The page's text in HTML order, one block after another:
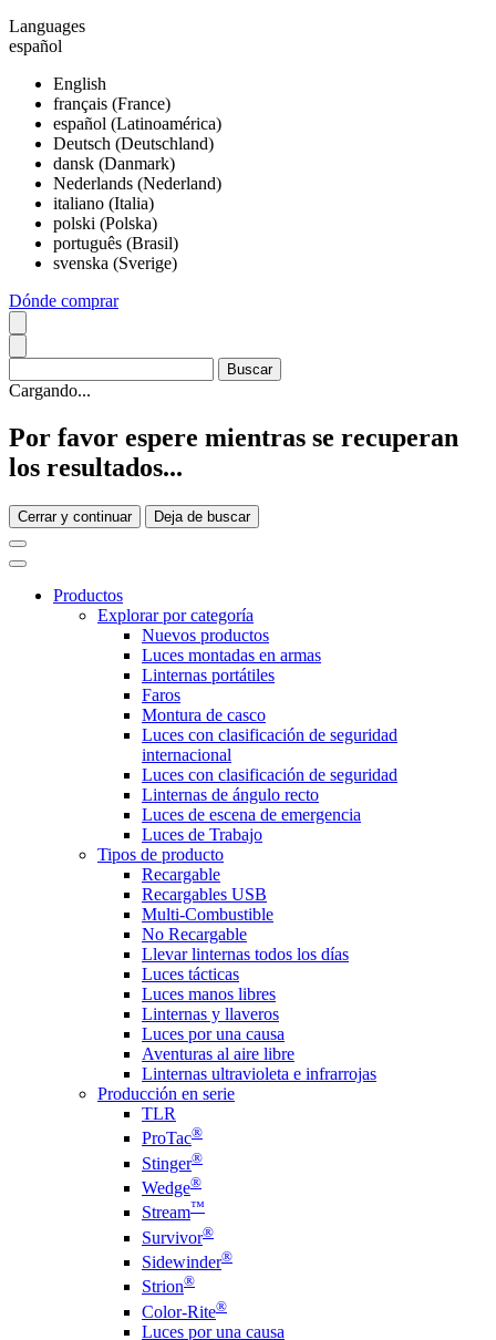
Languages
español
English
français (France)
español (Latinoamérica)
Deutsch (Deutschland)
dansk (Danmark)
Nederlands (Nederland)
italiano (Italia)
polski (Polska)
português (Brasil)
svenska (Sverige)
Dónde comprar
Cargando...
Por favor espere mientras se recuperan
los resultados...
Cerrar y continuar Deja de buscar
Productos
Explorar por categoría
Nuevos productos
Luces montadas en armas
Linternas portátiles
Faros
Montura de casco
Luces con clasificación de seguridad
internacional
Luces con clasificación de seguridad
Linternas de ángulo recto
Luces de escena de emergencia
Luces de Trabajo
Tipos de producto
Recargable
Recargables USB
Multi-Combustible
No Recargable
Llevar linternas todos los días
Luces tácticas
Luces manos libres
Linternas y llaveros
Luces por una causa
Aventuras al aire libre
Linternas ultravioleta e infrarrojas
Producción en serie
TLR
ProTac®
Stinger®
Wedge®
Stream™
Survivor®
Sidewinder®
Strion®
Color-Rite®
Luces por una causa